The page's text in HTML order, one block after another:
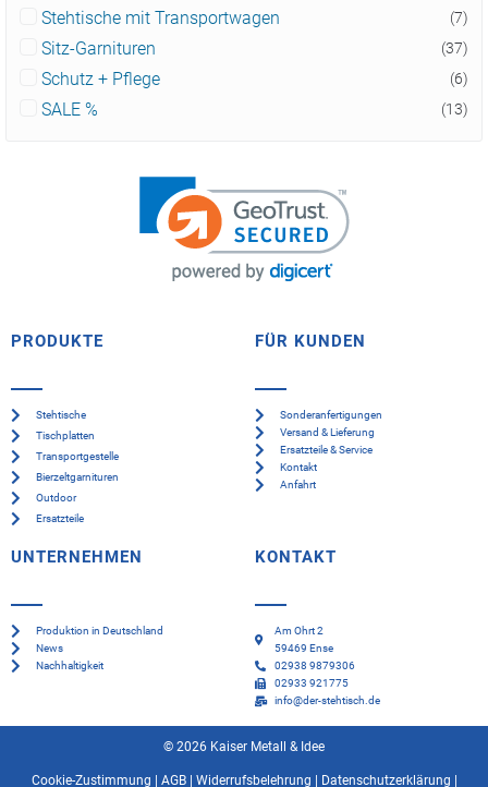
Stehtische mit Transportwagen (7)
Sitz-Garnituren (37)
Schutz + Pflege (6)
SALE % (13)
PRODUKTE
Stehtische
Tischplatten
Transportgestelle
Bierzeltgarnituren
Outdoor
Ersatzteile
FÜR KUNDEN
Sonderanfertigungen
Versand & Lieferung
Ersatzteile & Service
Kontakt
Anfahrt
UNTERNEHMEN
Produktion in Deutschland
News
Nachhaltigkeit
KONTAKT
Am Ohrt 2
59469 Ense
02938 9879306
02933 921775
info@der-stehtisch.de
© 2026 Kaiser Metall & Idee
Cookie-Zustimmung AGB| Widerrufsbelehrung Datenschutzerklärung